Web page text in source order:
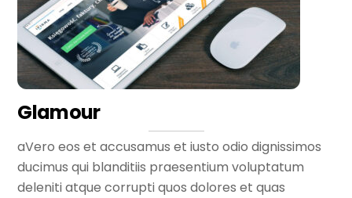
Glamour
aVero eos et accusamus et iusto odio dignissimos
ducimus qui blanditiis praesentium voluptatum
deleniti atque corrupti quos dolores et quas